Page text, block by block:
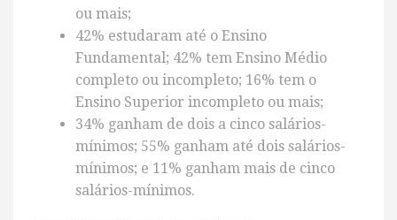
ou mais;
42% estudaram até o Ensino
Fundamental; 42% tem Ensino Médio
completo ou incompleto; 16% tem o
Ensino Superior incompleto ou mais;
34% ganham de dois a cinco salários-
mínimos; 55% ganham até dois salários-
mínimos; e 11% ganham mais de cinco
salários-mínimos.